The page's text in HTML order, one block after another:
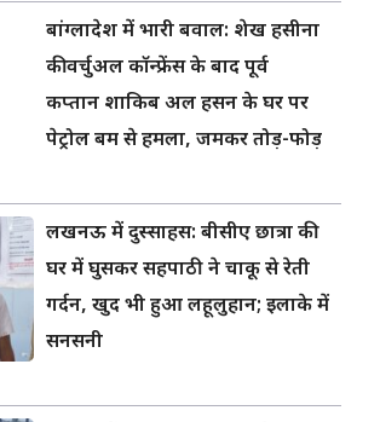
बांग्लादेश में भारी बवाल: शेख हसीना
की वर्चुअल कॉन्फ्रेंस के बाद पूर्व
कप्तान शाकिब अल हसन के घर पर
पेट्रोल बम से हमला, जमकर तोड़-फोड़
लखनऊ में दुस्साहस: बीसीए छात्रा की
घर में घुसकर सहपाठी ने चाकू से रेती
गर्दन, खुद भी हुआ लहूलुहान; इलाके में
सनसनी